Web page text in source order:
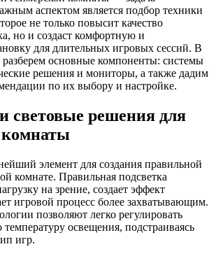
аспектом является подбор техники
не только повысит качество
но и создаст комфортную и
для длительных игровых сессий. В
основные компоненты: системы
решения и мониторы, а также дадим
по их выбору и настройке.
световые решения для
комнаты
элемент для создания правильной
комнате. Правильная подсветка
на зрение, создает эффект
игровой процесс более захватывающим.
позволяют легко регулировать
температуру освещения, подстраиваясь
игр.